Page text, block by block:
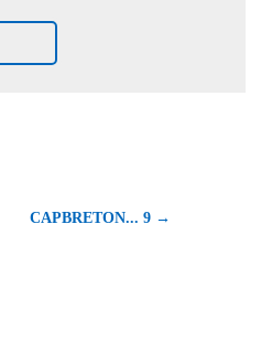
CAPBRETON... 9 →